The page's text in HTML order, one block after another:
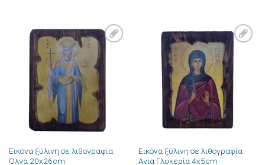
Πρόσθήκη
στην λίστα
επιθυμιών
Εικόνα ξύλινη σε λιθογραφία
Όλγα 20x26cm
Πρόσθήκη
στην λίστα
επιθυμιών
Εικόνα ξύλινη σε λιθογραφία
Αγία Γλυκερία 4x5cm